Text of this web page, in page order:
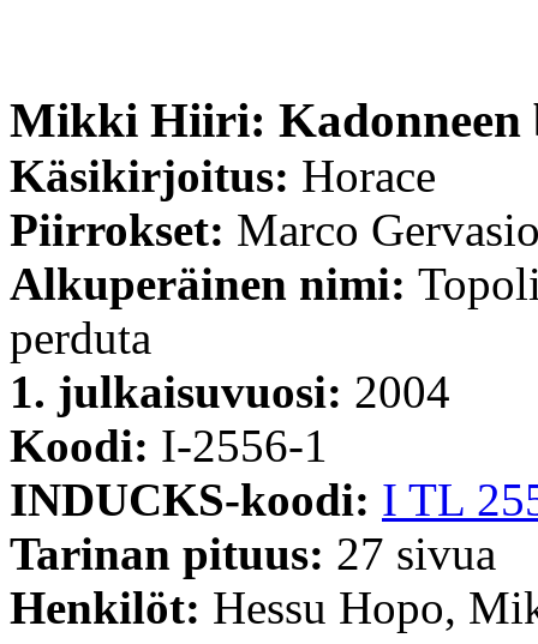
Mikki Hiiri: Kadonneen
Käsikirjoitus: Horace
Piirrokset: Marco
Alkuperäinen nimi:
perduta
1. julkaisuvuosi: 2004
Koodi: I-2556-1
INDUCKS-koodi: I TL
Tarinan pituus: 27 sivua
Henkilöt: Hessu Hopo,